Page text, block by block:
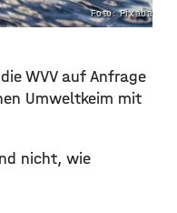
Foto: Pixabay.com
WVV auf Anfrage
Umweltkeim mit
nicht, wie